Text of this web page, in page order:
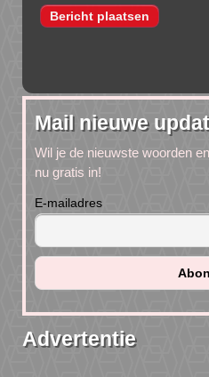
Mail nieuwe
Wil je de nieuwste woorden
nu gratis in!
E-mailadres
Advertentie